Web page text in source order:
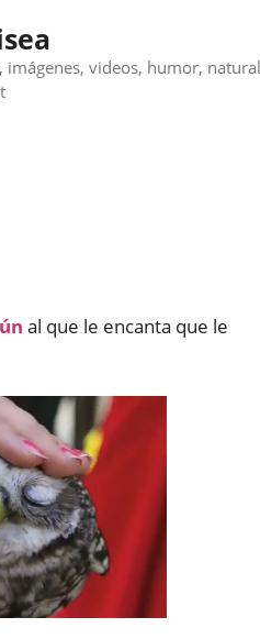
videos, humor,
al que le encanta que le